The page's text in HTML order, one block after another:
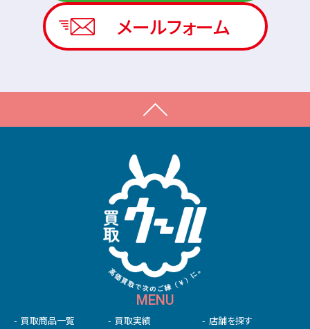
メールフォーム
MENU
買取商品一覧 買取実績 店舗を探す